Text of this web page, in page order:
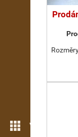
Více možností